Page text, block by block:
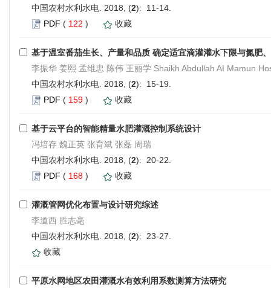
中国农村水利水电. 2018, (2): 11-14.
PDF ( 122 ) 收藏
基于温室番茄生长、产量和品质 确定适宜滴灌灌水下限与氮肥
李振华 姜熙 孟维忠 陈伟 王丽学 Shaikh Abdullah AI Mamun
中国农村水利水电. 2018, (2): 15-19.
PDF ( 159 ) 收藏
基于云平台的智能精量水肥灌溉控制系统设计
冯培存 魏正英 张育斌 张磊 周瑞
中国农村水利水电. 2018, (2): 20-22.
PDF ( 168 ) 收藏
灌溉管网优化布置与设计研究综述
李道西 胜志毫
中国农村水利水电. 2018, (2): 23-27.
收藏
平原水网地区农田灌溉水有效利用系数测算方法研究